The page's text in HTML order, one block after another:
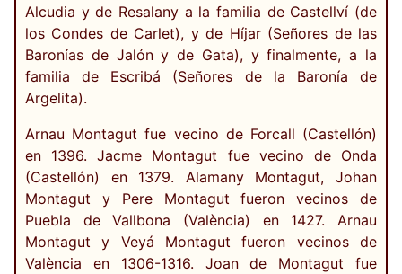
Alcudia y de Resalany a la familia de Castellví (de
los Condes de Carlet), y de Híjar (Señores de las
Baronías de Jalón y de Gata), y finalmente, a la
familia de Escribá (Señores de la Baronía de
Argelita).
Arnau Montagut fue vecino de Forcall (Castellón)
en 1396. Jacme Montagut fue vecino de Onda
(Castellón) en 1379. Alamany Montagut, Johan
Montagut y Pere Montagut fueron vecinos de
Puebla de Vallbona (València) en 1427. Arnau
Montagut y Veyá Montagut fueron vecinos de
València en 1306-1316. Joan de Montagut fue